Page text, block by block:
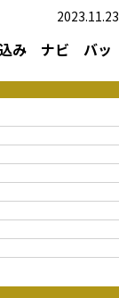
2023.11.23
込み ナビ バッ